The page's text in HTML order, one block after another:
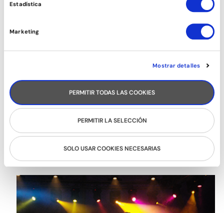
Estadística
Marketing
Mostrar detalles
PERMITIR TODAS LAS COOKIES
PERMITIR LA SELECCIÓN
SOLO USAR COOKIES NECESARIAS
SON